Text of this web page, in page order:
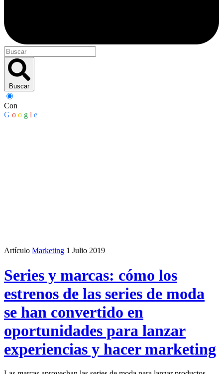
Buscar
Con
G o o g l e
Artículo Marketing 1 Julio 2019
Series y marcas: cómo los
estrenos de las series de moda
se han convertido en
oportunidades para lanzar
experiencias y hacer marketing